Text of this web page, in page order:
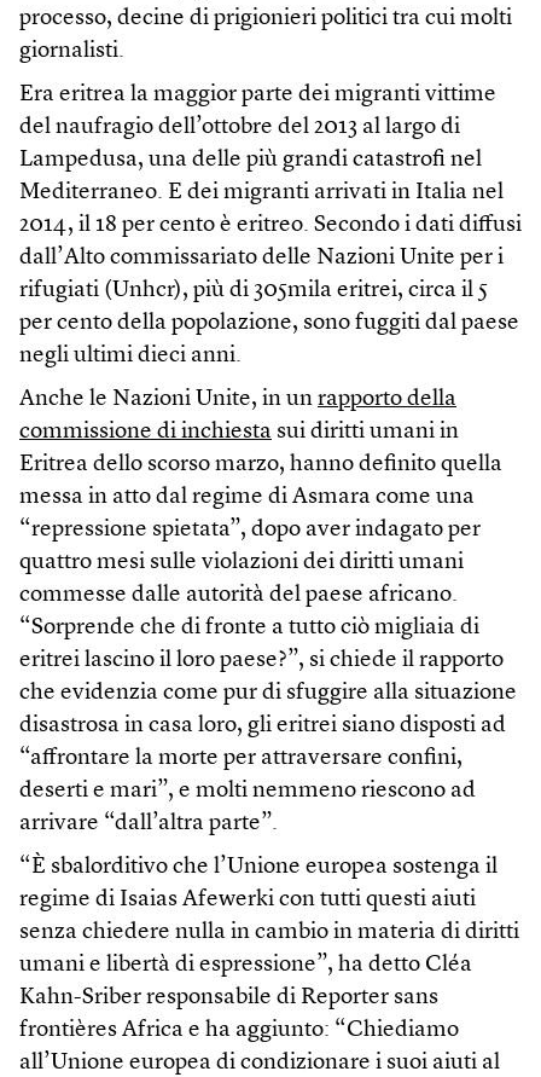
processo, decine di prigionieri politici tra cui molti
giornalisti.
Era eritrea la maggior parte dei migranti vittime
del naufragio dell’ottobre del 2013 al largo di
Lampedusa, una delle più grandi catastrofi nel
Mediterraneo. E dei migranti arrivati in Italia nel
2014, il 18 per cento è eritreo. Secondo i dati diffusi
dall’Alto commissariato delle Nazioni Unite per i
rifugiati (Unhcr), più di 305mila eritrei, circa il 5
per cento della popolazione, sono fuggiti dal paese
negli ultimi dieci anni.
Anche le Nazioni Unite, in un rapporto della
commissione di inchiesta sui diritti umani in
Eritrea dello scorso marzo, hanno definito quella
messa in atto dal regime di Asmara come una
“repressione spietata”, dopo aver indagato per
quattro mesi sulle violazioni dei diritti umani
commesse dalle autorità del paese africano.
“Sorprende che di fronte a tutto ciò migliaia di
eritrei lascino il loro paese?”, si chiede il rapporto
che evidenzia come pur di sfuggire alla situazione
disastrosa in casa loro, gli eritrei siano disposti ad
“affrontare la morte per attraversare confini,
deserti e mari”, e molti nemmeno riescono ad
arrivare “dall’altra parte”.
“È sbalorditivo che l’Unione europea sostenga il
regime di Isaias Afewerki con tutti questi aiuti
senza chiedere nulla in cambio in materia di diritti
umani e libertà di espressione”, ha detto Cléa
Kahn-Sriber responsabile di Reporter sans
frontières Africa e ha aggiunto: “Chiediamo
all’Unione europea di condizionare i suoi aiuti al